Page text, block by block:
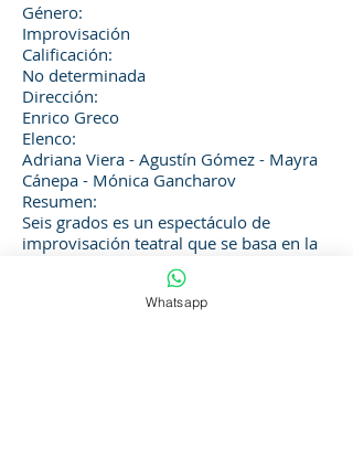
Género:
Improvisación
Calificación:
No determinada
Dirección:
Enrico Greco
Elenco:
Adriana Viera - Agustín Gómez - Mayra
Cánepa - Mónica Gancharov
Resumen:
Seis grados es un espectáculo de
improvisación teatral que se basa en la
teoría de los 6 grados de separación.
Nace como proyecto de egreso de la
segunda generación de improvisadores
Whatsapp